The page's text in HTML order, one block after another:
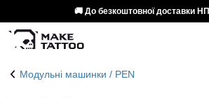
🚚 До безкоштовної доставки НП
Модульні машинки / PEN